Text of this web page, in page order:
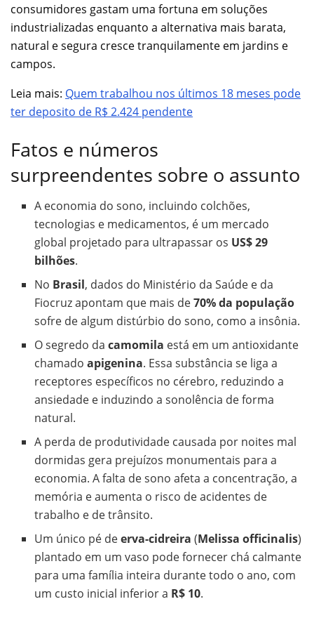
consumidores gastam uma fortuna em soluções
industrializadas enquanto a alternativa mais barata,
natural e segura cresce tranquilamente em jardins e
campos.
Leia mais: Quem trabalhou nos últimos 18 meses pode
ter deposito de R$ 2.424 pendente
Fatos e números
surpreendentes sobre o assunto
A economia do sono, incluindo colchões,
tecnologias e medicamentos, é um mercado
global projetado para ultrapassar os US$ 29
bilhões.
No Brasil, dados do Ministério da Saúde e da
Fiocruz apontam que mais de70% da população
sofre de algum distúrbio do sono, como a insônia.
O segredo dacamomila está em um antioxidante
chamadoapigenina. Essa substância se liga a
receptores específicos no cérebro, reduzindo a
ansiedade e induzindo a sonolência de forma
natural.
A perda de produtividade causada por noites mal
dormidas gera prejuízos monumentais para a
economia. A falta de sono afeta a concentração, a
memória e aumenta o risco de acidentes de
trabalho e de trânsito.
Um único pé deerva-cidreira (Melissa officinalis)
plantado em um vaso pode fornecer chá calmante
para uma família inteira durante todo o ano, com
um custo inicial inferior a R$ 10.